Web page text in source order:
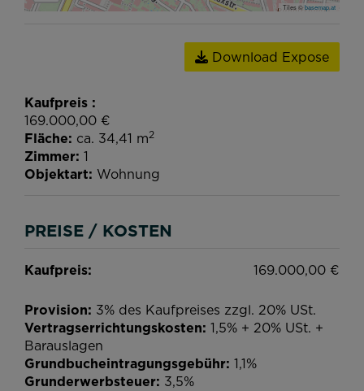
Tiles ©basemap.at
Download Expose
Kaufpreis
169.000,00 €
Fläche ca. 34,41 m2
Zimmer 1
Objektart Wohnung
PREISE / KOSTEN
Kaufpreis: 169.000,00 €
Provision: 3% des Kaufpreises zzgl. 20% USt.
Vertragserrichtungskosten: 1,5% + 20% USt. +
Barauslagen
Grundbucheintragungsgebühr: 1,1%
Grunderwerbsteuer: 3,5%